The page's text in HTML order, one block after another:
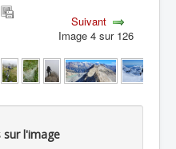
Suivant
Image 4 sur 126
l'image